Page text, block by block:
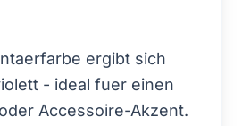
ergibt sich
- ideal fuer einen
Accessoire-Akzent.